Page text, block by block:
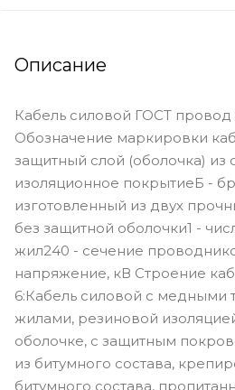
Описание
Кабель силовой ГОСТ провод
Обозначение маркировки
защитный слой (оболочка) из
изоляционное покрытиеБ -
изготовленный из двух
без защитной оболочки1 -
жил240 - сечение
напряжение, кВ Строение
6:Кабель силовой с
жилами, резиновой
оболочке, с защитным
из битумного состава,
битумного состава,